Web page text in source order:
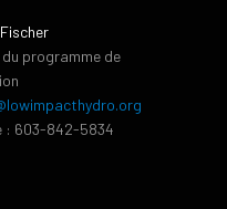
programme de
: 603-842-5834